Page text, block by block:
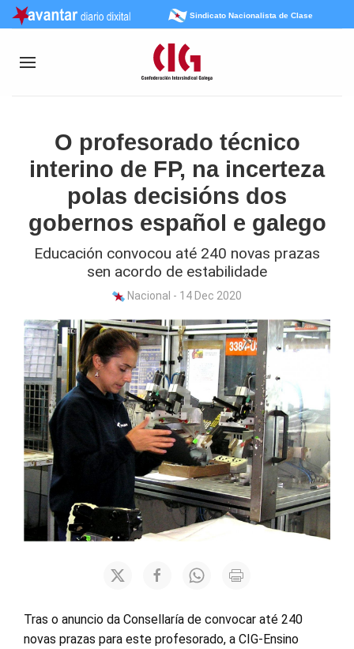
Sindicato Nacionalista de Clase
O profesorado técnico
interino de FP, na incerteza
polas decisións dos
gobernos español e galego
Educación convocou até 240 novas prazas
sen acordo de estabilidade
Nacional - 14 Dec 2020
Tras o anuncio da Consellaría de convocar até 240
novas prazas para este profesorado, a CIG-Ensino